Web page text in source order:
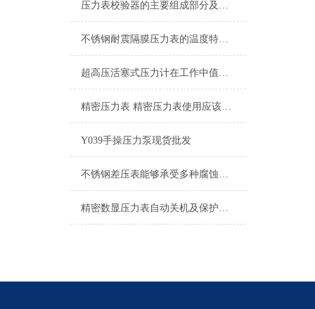
压力表校验器的主要组成部分及应用特性
不锈钢耐震隔膜压力表的温度特性和耐蚀性都是我们需要了解清楚的
超高压活塞式压力计在工作中值得注意的一些提示情况
精密压力表 精密压力表使用应该注意的6个方面
Y039手操压力泵现货批发
不锈钢差压表能够承受多种腐蚀性介质的侵蚀
精密数显压力表自动关机及保护功能